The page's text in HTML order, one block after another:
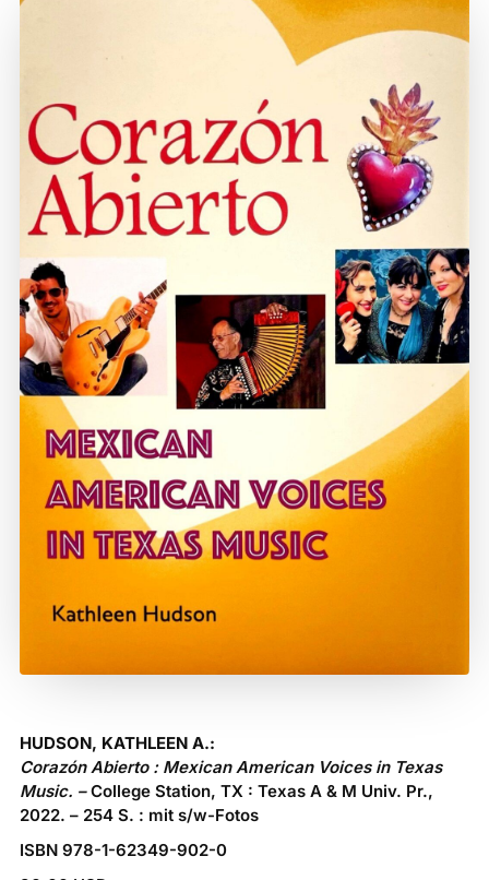
HUDSON, KATHLEEN A.:
Corazón Abierto : Mexican American Voices in Texas
Music. –College Station, TX : Texas A & M Univ. Pr.,
2022. – 254 S. : mit s/w-Fotos
ISBN‎ 978-1-62349-902-0